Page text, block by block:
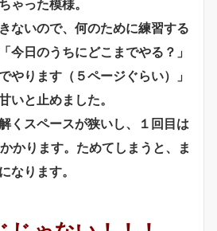
ゃった模様。
ないので、何のために練習する
今日のうちにどこまでやる？」
やります（５ページぐらい）」
いと止めました。
くスペースが狭いし、１回目は
かります。ためてしまうと、ま
なります。